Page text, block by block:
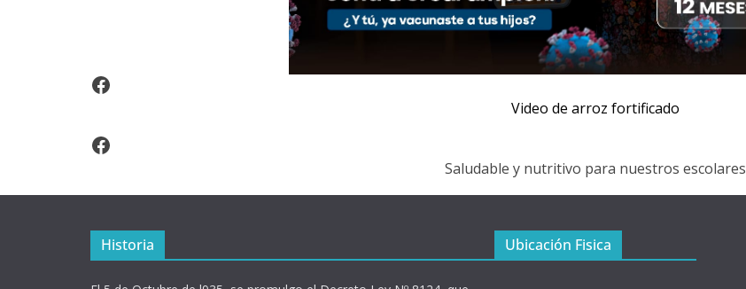
Video Arroz Fortificado
Video de arroz fortificado
Facebook
Saludable y nutritivo para nuestros escolares
Historia Ubicación Fisica